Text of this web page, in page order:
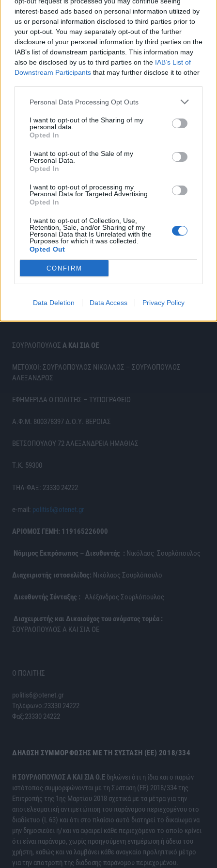
interest-based ads based on personal information utilized by
us or personal information disclosed to third parties prior to
your opt-out. You may separately opt-out of the further
disclosure of your personal information by third parties on the
IAB’s list of downstream participants. This information may
also be disclosed by us to third parties on the IAB’s List of
Downstream Participants that may further disclose it to other
Personal Data Processing Opt Outs
I want to opt-out of the Sharing of my
personal data.
Opted In
I want to opt-out of the Sale of my
Personal Data.
Opted In
I want to opt-out of processing my
Personal Data for Targeted Advertising.
Opted In
I want to opt-out of Collection, Use,
Retention, Sale, and/or Sharing of my
Personal Data that Is Unrelated with the
Purposes for which it was collected.
Opted Out
CONFIRM
Data Deletion Data Access Privacy Policy
ΣΟΥΡΛΟΠΟΥΛΟΣ Α ΚΑΙ ΣΙΑ ΟΕ
ΜΕΤΟΧΟΙ: ΣΟΥΡΛΟΠΟΥΛΟΣ ΝΙΚΟΛΑΟΣ – ΣΟΥΡΛΟΠΟΥΛΟΣ
ΑΛΕΞΑΝΔΡΟΣ
ΕΦΗΜΕΡΙΔΑ Ο ΠΟΛΙΤΗΣ – ΤΥΠΟΓΡΑΦΕΙΟ
Α.Φ.Μ. 800378397 Δ.Ο.Υ. ΒΕΡΟΙΑΣ
ΒΕΤΣΟΠΟΥΛΟΥ 72 ΑΛΕΞΑΝΔΡΕΙΑ ΗΜΑΘΙΑΣ
Τ.Κ. 59300
ΤΗΛ-ΦΑΞ: 23330 24222
e-mail: politis6@otenet.gr
ΑΡΙΘΜΟΣ ΓΕΜΗ: 119165226000
Νόμιμος Εκπρόσωπος – Διευθυντής : Νικόλαος Σουρλόπουλος
Διαχειριστής ιστοσελίδας: Νικόλαος Σουρλόπουλο
Διευθυντής Σύνταξης : Αλέξανδρος Σουρλόπουλος
Διαχειριστής και Δικαιούχος του ονόματος τομέα :
ΣΟΥΡΛΟΠΟΥΛΟΣ Α ΚΑΙ ΣΙΑ ΟΕ
Ο ΠΟΛΙΤΗΣ
politis6@otenet.gr
Τηλέφωνο:23330 24222
Φαξ:23330 24222
ΔΉΛΩΣΗ ΣΥΜΜΌΡΦΩΣΗΣ ΜΕ ΤΗ ΣΎΣΤΑΣΗ (ΕΕ) 2018/334
H ΣΟΥΡΛΟΠΟΥΛΟΣ Α ΚΑΙ ΣΙΑ Ο.Ε δηλώνει ότι η ίδια και ο παρών
ιστότοπος συμμορφώνονται με τη Σύσταση (ΕΕ) 2018/334 της
Επιτροπής της 1ης Μαρτίου 2018 σχετικά με τα μέτρα για την
αποτελεσματική αντιμετώπιση του παράνομου περιεχομένου στο
διαδίκτυο (L 63) και ότι στο πλαίσιο αυτό διατηρεί το δικαίωμα να
μην δημοσιεύει ή/και να αφαιρεί κάθε περιεχόμενο το οποίο κρίνει
ότι είναι παράνομο, χωρίς προηγούμενη ενημέρωση ή άδεια του
χρήστη, καθώς και να λαμβάνει κάθε αναγκαίο προληπτικό μέτρο
για την αποτροπή της διάδοσης παράνομου περιεχομένου.